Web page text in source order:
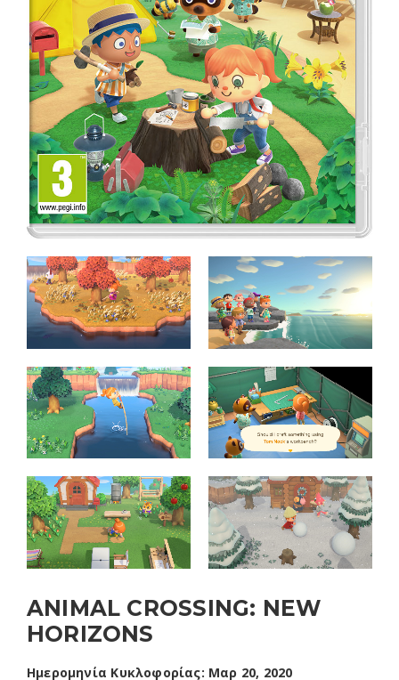
ANIMAL CROSSING: NEW
HORIZONS
Ημερομηνία Κυκλοφορίας: Μαρ 20, 2020